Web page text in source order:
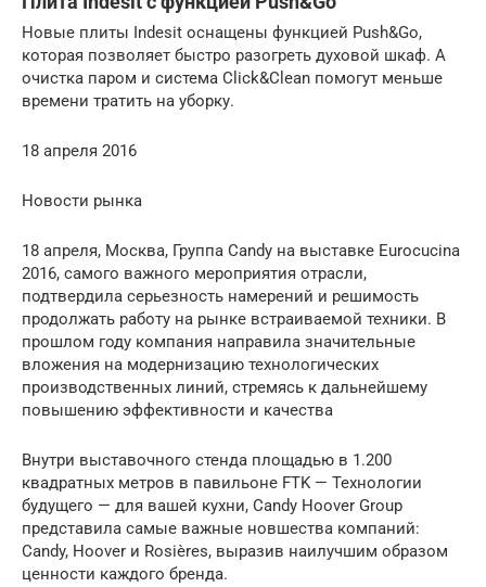
Новые плиты Indesit оснащены функцией Push&Go,
которая позволяет быстро разогреть духовой шкаф. А
очистка паром и система Click&Clean помогут меньше
времени тратить на уборку.
18 апреля 2016
Новости рынка
18 апреля, Москва, Группа Candy на выставке Eurocucina
2016, самого важного мероприятия отрасли,
подтвердила серьезность намерений и решимость
продолжать работу на рынке встраиваемой техники. В
прошлом году компания направила значительные
вложения на модернизацию технологических
производственных линий, стремясь к дальнейшему
повышению эффективности и качества
Внутри выставочного стенда площадью в 1.200
квадратных метров в павильоне FTK — Технологии
будущего — для вашей кухни, Candy Hoover Group
представила самые важные новшества компаний:
Candy, Hoover и Rosières, выразив наилучшим образом
ценности каждого бренда.